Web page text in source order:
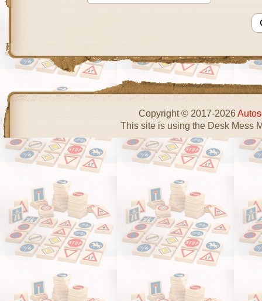
Copyright © 2017-2026
This site is using the Desk Mess